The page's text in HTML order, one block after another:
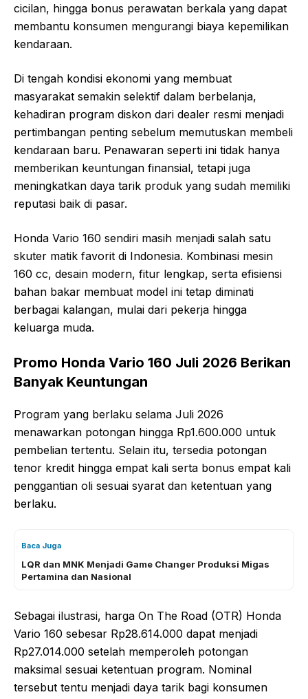
cicilan, hingga bonus perawatan berkala yang dapat
membantu konsumen mengurangi biaya kepemilikan
kendaraan.
Di tengah kondisi ekonomi yang membuat
masyarakat semakin selektif dalam berbelanja,
kehadiran program diskon dari dealer resmi menjadi
pertimbangan penting sebelum memutuskan membeli
kendaraan baru. Penawaran seperti ini tidak hanya
memberikan keuntungan finansial, tetapi juga
meningkatkan daya tarik produk yang sudah memiliki
reputasi baik di pasar.
Honda Vario 160 sendiri masih menjadi salah satu
skuter matik favorit di Indonesia. Kombinasi mesin
160 cc, desain modern, fitur lengkap, serta efisiensi
bahan bakar membuat model ini tetap diminati
berbagai kalangan, mulai dari pekerja hingga
keluarga muda.
Promo Honda Vario 160 Juli 2026 Berikan
Banyak Keuntungan
Program yang berlaku selama Juli 2026
menawarkan potongan hingga Rp1.600.000 untuk
pembelian tertentu. Selain itu, tersedia potongan
tenor kredit hingga empat kali serta bonus empat kali
penggantian oli sesuai syarat dan ketentuan yang
berlaku.
Baca Juga
LQR dan MNK Menjadi Game Changer Produksi Migas
Pertamina dan Nasional
Sebagai ilustrasi, harga On The Road (OTR) Honda
Vario 160 sebesar Rp28.614.000 dapat menjadi
Rp27.014.000 setelah memperoleh potongan
maksimal sesuai ketentuan program. Nominal
tersebut tentu menjadi daya tarik bagi konsumen